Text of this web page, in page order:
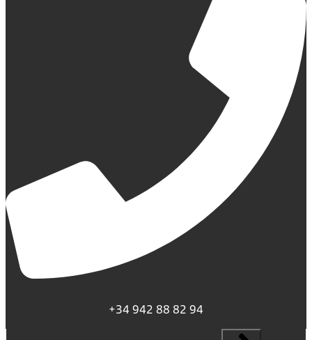
+34 942 88 82 94